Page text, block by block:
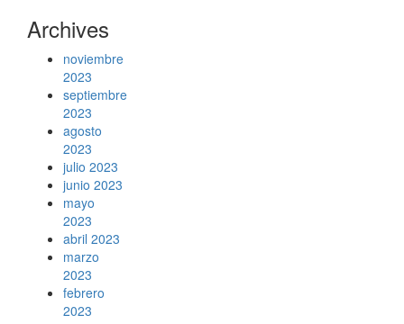
Archives
noviembre
2023
septiembre
2023
agosto
2023
julio 2023
junio 2023
mayo
2023
abril 2023
marzo
2023
febrero
2023